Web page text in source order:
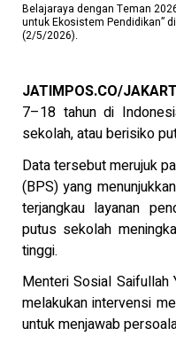
Belajaraya dengan Teman
untuk Ekosistem Pendidikan”
(2/5/2026).
JATIMPOS.CO/
7–18 tahun di
sekolah, atau berisiko
Data tersebut merujuk
(BPS) yang
terjangkau layanan
putus sekolah
tinggi.
Menteri Sosial Saifullah
melakukan intervensi
untuk menjawab